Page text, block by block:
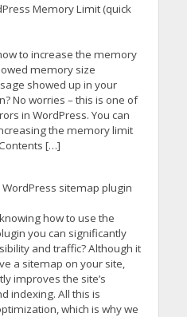
Memory Limit (quick
to increase the memory
memory size
showed up in your
No worries – this is one of
in WordPress. You can
the memory limit
[…]
sitemap plugin
how to use the
you can significantly
and traffic? Although it
a sitemap on your site,
improves the site’s
indexing. All this is
which is why we